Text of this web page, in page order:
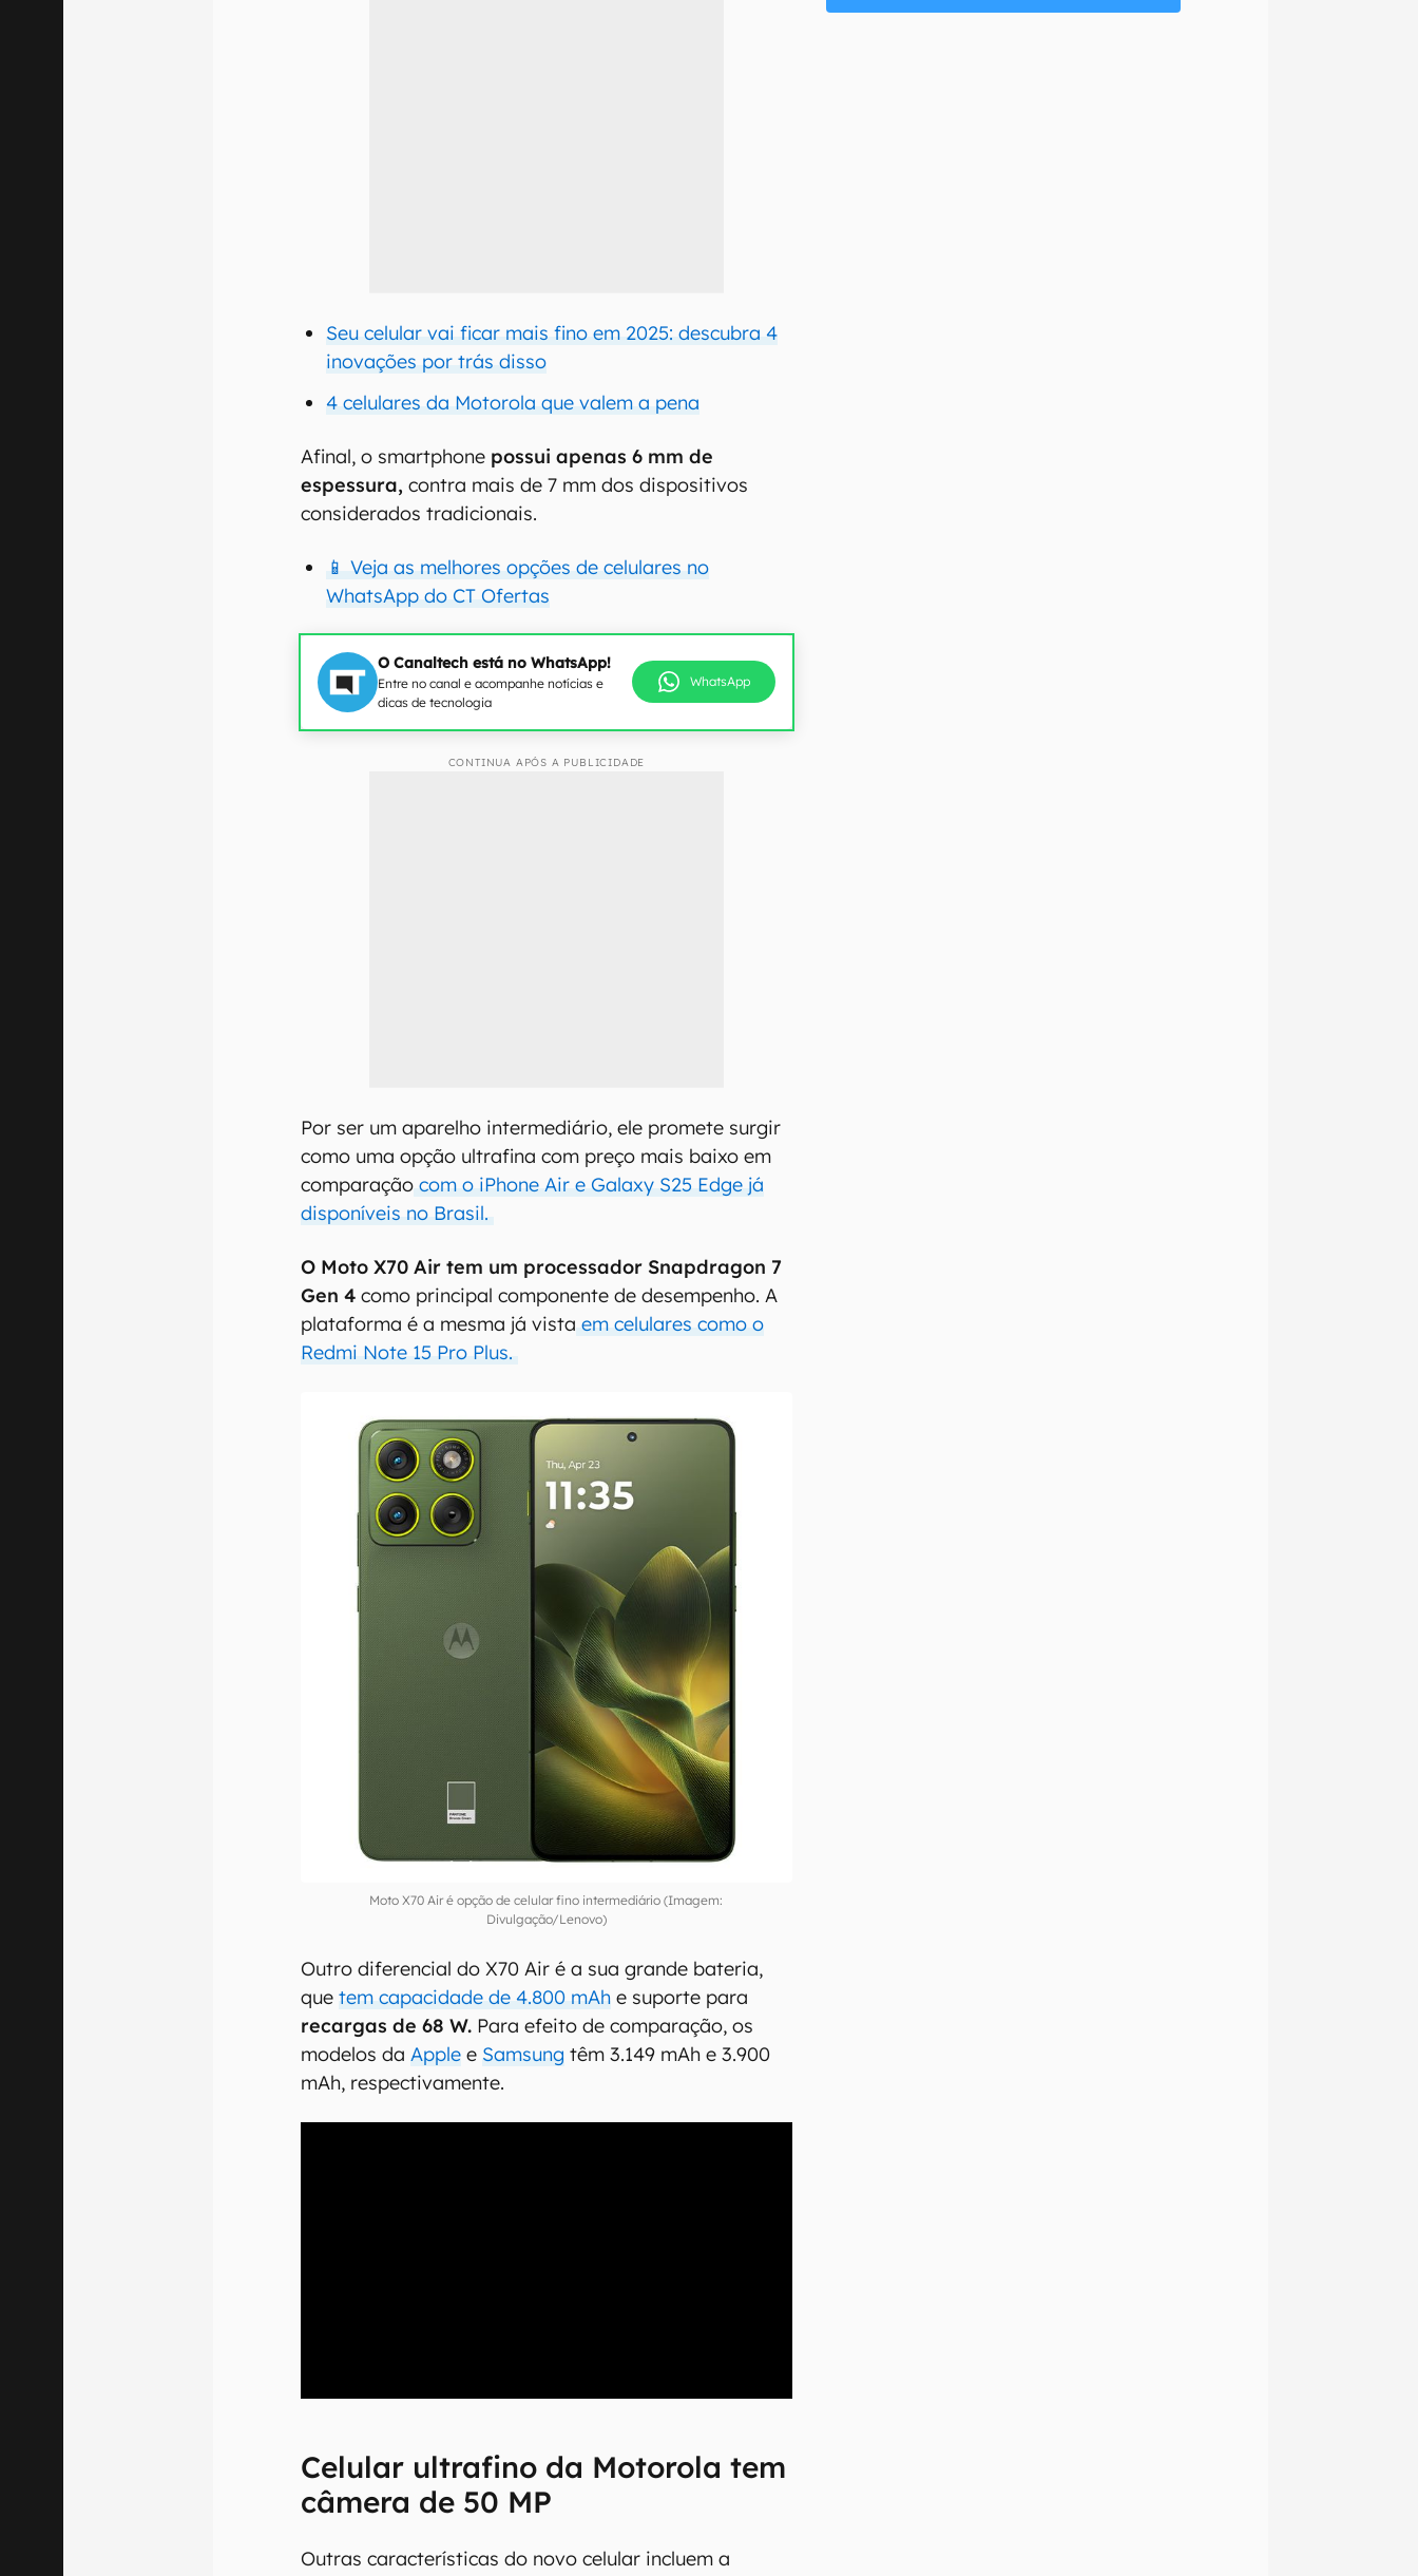
Seu celular vai ficar mais fino em 2025: descubra 4
inovações por trás disso
4 celulares da Motorola que valem a pena
Afinal, o smartphone possui apenas 6 mm de
espessura, contra mais de 7 mm dos dispositivos
considerados tradicionais.
📱 Veja as melhores opções de celulares no
WhatsApp do CT Ofertas
O Canaltech está no WhatsApp!
Entre no canal e acompanhe notícias e
dicas de tecnologia
WhatsApp
CONTINUA APÓS A PUBLICIDADE
Por ser um aparelho intermediário, ele promete surgir
como uma opção ultrafina com preço mais baixo em
comparação com o iPhone Air e Galaxy S25 Edge já
disponíveis no Brasil.
O Moto X70 Air tem um processador Snapdragon 7
Gen 4 como principal componente de desempenho. A
plataforma é a mesma já vista em celulares como o
Redmi Note 15 Pro Plus.
Moto X70 Air é opção de celular fino intermediário (Imagem:
Divulgação/Lenovo)
Outro diferencial do X70 Air é a sua grande bateria,
quetem capacidade de 4.800 mAh e suporte para
recargas de 68 W. Para efeito de comparação, os
modelos daApple e Samsung têm 3.149 mAh e 3.900
mAh, respectivamente.
Celular ultrafino da Motorola tem
câmera de 50 MP
Outras características do novo celular incluem a